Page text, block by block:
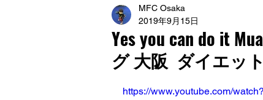
Yes you can do it
グ 大阪 ダイエッ
MFC Osaka
2019年9月15日
https://www.youtube.com/